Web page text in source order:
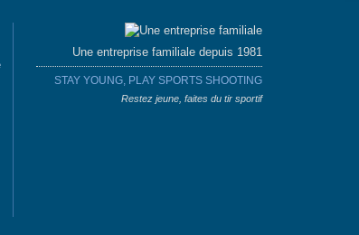
Une entreprise familiale depuis 1981
STAY YOUNG, PLAY SPORTS SHOOTING
Restez jeune, faites du tir sportif